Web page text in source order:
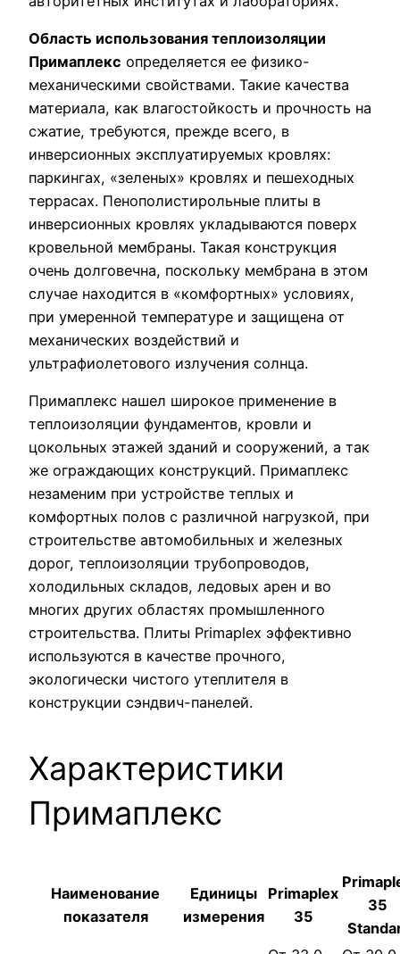
Область использования теплоизоляции
Примаплекс определяется ее физико-
механическими свойствами. Такие качества
материала, как влагостойкость и прочность на
сжатие, требуются, прежде всего, в
инверсионных эксплуатируемых кровлях:
паркингах, «зеленых» кровлях и пешеходных
террасах. Пенополистирольные плиты в
инверсионных кровлях укладываются поверх
кровельной мембраны. Такая конструкция
очень долговечна, поскольку мембрана в этом
случае находится в «комфортных» условиях,
при умеренной температуре и защищена от
механических воздействий и
ультрафиолетового излучения солнца.
Примаплекс нашел широкое применение в
теплоизоляции фундаментов, кровли и
цокольных этажей зданий и сооружений, а так
же ограждающих конструкций. Примаплекс
незаменим при устройстве теплых и
комфортных полов с различной нагрузкой, при
строительстве автомобильных и железных
дорог, теплоизоляции трубопроводов,
холодильных складов, ледовых арен и во
многих других областях промышленного
строительства. Плиты Primaplex эффективно
используются в качестве прочного,
экологически чистого утеплителя в
конструкции сэндвич-панелей.
Характеристики
Примаплекс
Наименование
показателя
Единицы
измерения
Primaplex
35
35